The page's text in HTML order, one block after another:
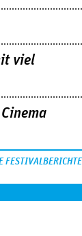
viel
FESTIVALBERICHTE